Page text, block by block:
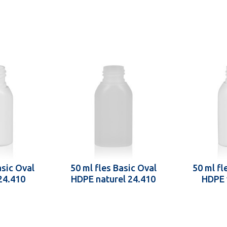
Oval
50 ml fles Basic Oval
HDPE naturel 24.410
50 ml